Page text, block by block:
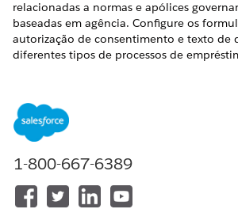
relacionadas a normas e apólices
baseadas em agência. Configure os
autorização de consentimento e texto de
diferentes tipos de processos de
Disponível em: Edições
em Empréstimo automotivo
Crie um formulário de autorização de
Empréstimo automotivo com vários
1-800-667-6389